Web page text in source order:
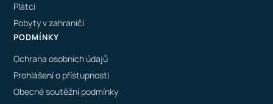
Plátci
Pobyty v zahraničí
PODMÍNKY
Ochrana osobních údajů
Prohlášení o přístupnosti
Obecné soutěžní podmínky